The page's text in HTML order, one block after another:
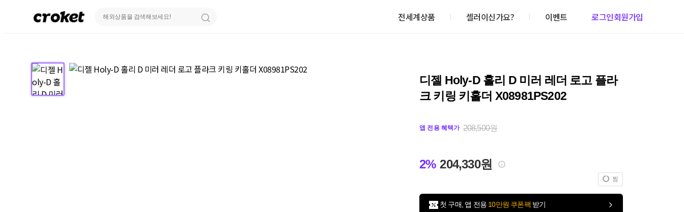
전세계상품 셀러이신가요? 이벤트 로그인회원가입
디젤 Holy-D 홀리 D 미러 레더 로고 플라
크 키링 키홀더 X08981PS202
앱 전용 혜택가 208,500원
2% 204,330원
찜
첫 구매, 앱 전용 10만원 쿠폰팩 받기